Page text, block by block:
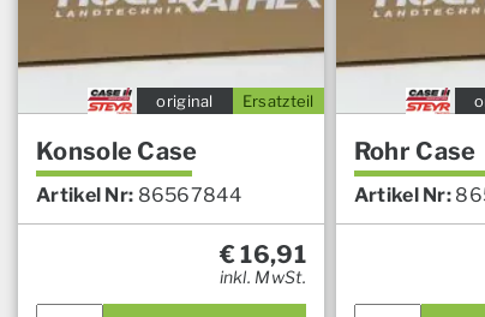
Ersatzteil
original
Konsole Case
Artikel Nr: 86567844
€16,91
inkl. MwSt.
Rohr Case
Artikel Nr: